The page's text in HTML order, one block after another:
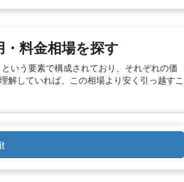
・料金相場を探す
いう要素で構成されており、それぞれの価
解していれば、この相場より安く引っ越すこ